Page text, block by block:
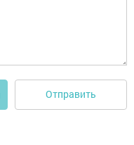
Отправить